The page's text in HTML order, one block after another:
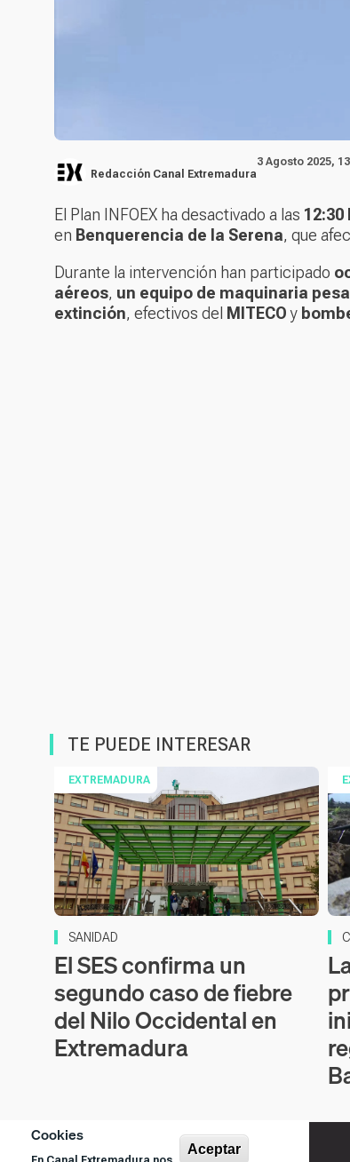
Cookies
Aceptar
Redacción Canal Extremadura
3 Agosto 2025,
El Plan INFOEX ha desactivado a las 12:30
en Benquerencia de la Serena, que
Durante la intervención han participado
aéreos, un equipo de maquinaria
extinción, efectivos del MITECOy
TE PUEDE INTERESAR
EXTREMADURA
SANIDAD
El SES confirma un
segundo caso de fiebre
del Nilo Occidental en
Extremadura